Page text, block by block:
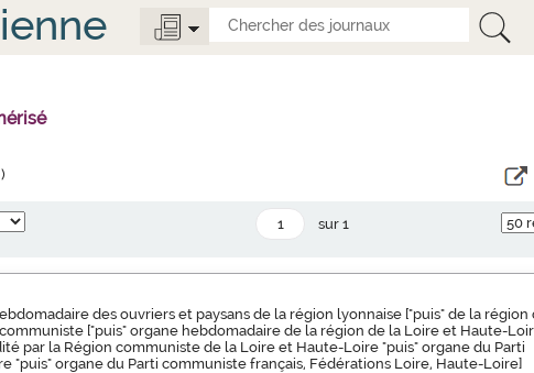
)
sur 1
des ouvriers et paysans de la région lyonnaise ["puis" de la région
["puis" organe hebdomadaire de la région de la Loire et Haute-
par la Région communiste de la Loire et Haute-Loire "puis" organe du Parti
"puis" organe du Parti communiste français, Fédérations Loire, Haute-Loire]